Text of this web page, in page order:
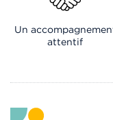
Un
attentif